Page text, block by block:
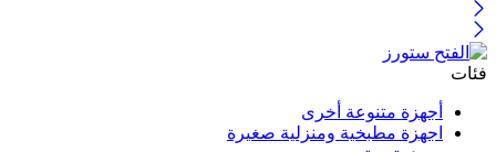
فئات
أجهزة متنوعة أخرى
اجهزة مطبخية ومنزلية صغيرة